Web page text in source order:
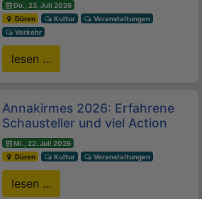
Do., 23. Juli 2026
Düren
Kultur
Veranstaltungen
Verkehr
lesen ...
Annakirmes 2026: Erfahrene
Schausteller und viel Action
Mi., 22. Juli 2026
Düren
Kultur Veranstaltungen
lesen ...